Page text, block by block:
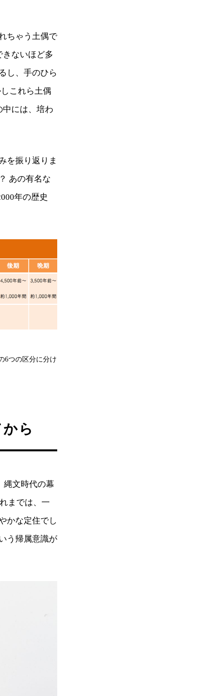
ちゃう土偶で
ないほど多
し、手のひら
これら土偶
中には、培わ
を振り返りま
あの有名な
年の歴史
6つの区分に分け
ら
縄文時代の幕
までは、一
かな定住でし
う帰属意識が